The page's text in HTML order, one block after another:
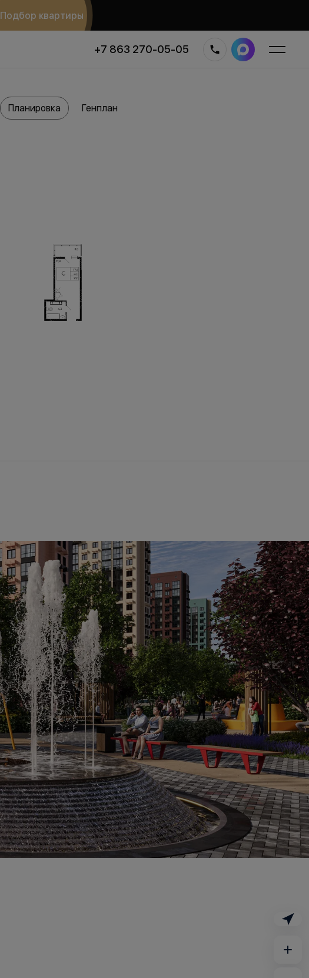
Подбор квартиры
+7 863 270-05-05
Планировка Генплан